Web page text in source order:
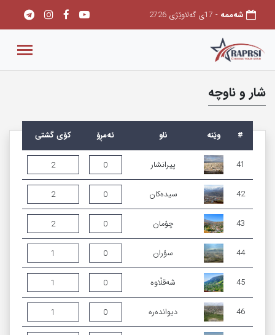
شەممه - 17ی گەلاوێژی 2726
شار و ناوچە
# وێنه‌ ناو ئەمڕۆ کۆی گشتی
41 پیرانشار 0
2
42 سیدەکان 0
2
43 چۆمان 0
2
44 سۆران 0
1
45 شەقڵاوە 0
1
46 دیواندەرە 0
1